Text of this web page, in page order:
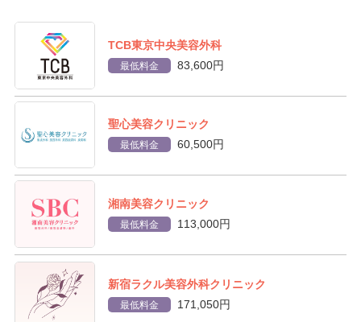
TCB東京中央美容外科
最低料金 83,600円
聖心美容クリニック
最低料金 60,500円
湘南美容クリニック
最低料金 113,000円
新宿ラクル美容外科クリニック
最低料金 171,050円